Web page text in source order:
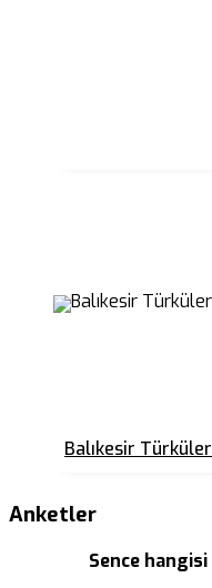
Balıkesir
Anketler
Sence